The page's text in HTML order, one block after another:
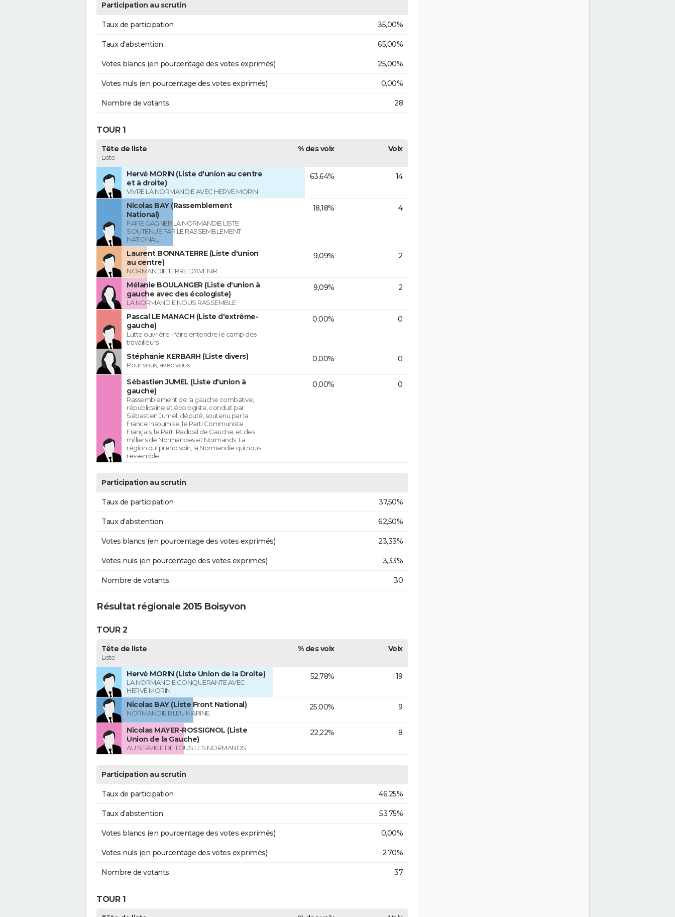
Participation au scrutin
Taux de participation 35,00%
Taux d'abstention 65,00%
Votes blancs (en pourcentage des votes exprimés) 25,00%
Votes nuls (en pourcentage des votes exprimés) 0,00%
Nombre de votants 28
TOUR 1
Tête de liste
Liste
% des voix Voix
Hervé MORIN (Liste d'union au centre
et à droite)
VIVRE LA NORMANDIE AVEC HERVE MORIN
63,64% 14
Nicolas BAY (Rassemblement
National)
FAIRE GAGNER LA NORMANDIE LISTE
SOUTENUE PAR LE RASSEMBLEMENT
NATIONAL
18,18% 4
Laurent BONNATERRE (Liste d'union
au centre)
NORMANDIE TERRE D'AVENIR
9,09% 2
Mélanie BOULANGER (Liste d'union à
gauche avec des écologiste)
LA NORMANDIE NOUS RASSEMBLE
9,09% 2
Pascal LE MANACH (Liste d'extrême-
gauche)
Lutte ouvrière - faire entendre le camp des
travailleurs
0,00% 0
Stéphanie KERBARH (Liste divers)
Pour vous, avec vous
0,00% 0
Sébastien JUMEL (Liste d'union à
gauche)
Rassemblement de la gauche combative,
républicaine et écologiste, conduit par
Sébastien Jumel, député, soutenu par la
France Insoumise, le Parti Communiste
Français, le Parti Radical de Gauche, et des
milliers de Normandes et Normands. La
région qui prend soin, la Normandie qui nous
ressemble.
0,00% 0
Participation au scrutin
Taux de participation 37,50%
Taux d'abstention 62,50%
Votes blancs (en pourcentage des votes exprimés) 23,33%
Votes nuls (en pourcentage des votes exprimés) 3,33%
Nombre de votants 30
Résultat régionale 2015 Boisyvon
TOUR 2
Tête de liste
Liste
% des voix Voix
Hervé MORIN (Liste Union de la Droite)
LA NORMANDIE CONQUERANTE AVEC
HERVÉ MORIN
52,78% 19
Nicolas BAY (Liste Front National)
NORMANDIE BLEU MARINE
25,00% 9
Nicolas MAYER-ROSSIGNOL (Liste
Union de la Gauche)
AU SERVICE DE TOUS LES NORMANDS
22,22% 8
Participation au scrutin
Taux de participation 46,25%
Taux d'abstention 53,75%
Votes blancs (en pourcentage des votes exprimés) 0,00%
Votes nuls (en pourcentage des votes exprimés) 2,70%
Nombre de votants 37
TOUR 1